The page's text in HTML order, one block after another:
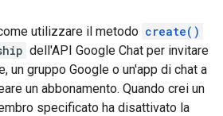
utilizzare il metodo create()
dell'API Google Chat per invitare
un gruppo Google o un'app di chat a
un abbonamento. Quando crei un
specificato ha disattivato la